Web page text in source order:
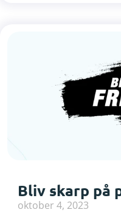
Bliv skarp på
oktober 4, 2023